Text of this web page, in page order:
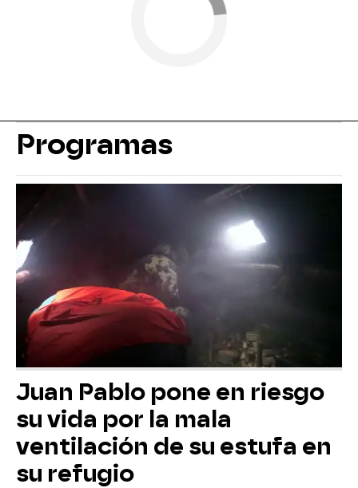
Programas
Juan Pablo pone en riesgo
su vida por la mala
ventilación de su estufa en
su refugio